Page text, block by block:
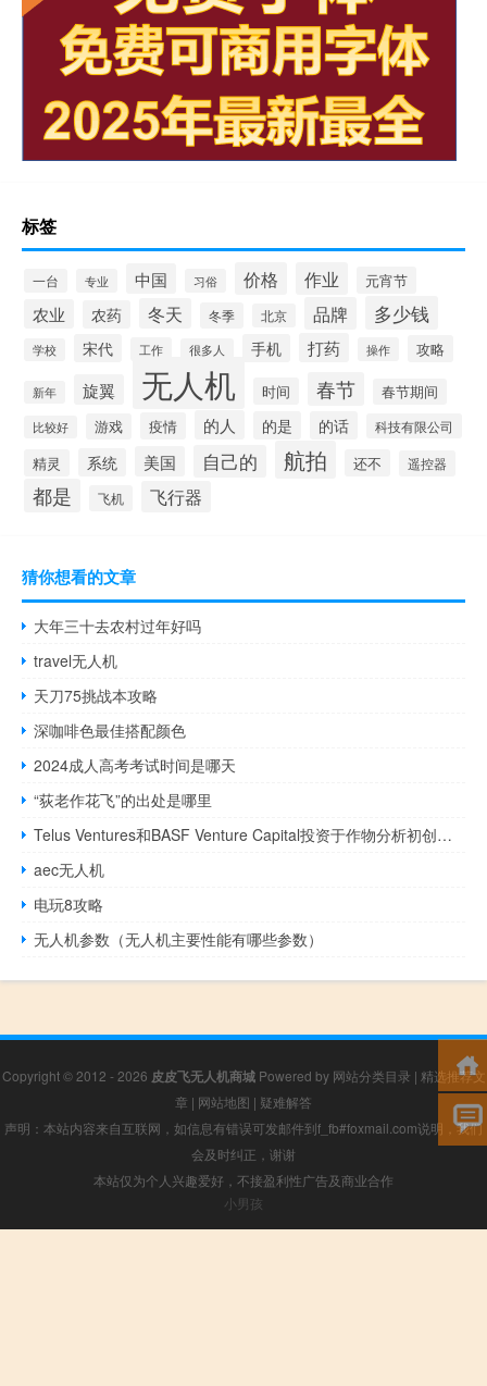
标签
一台 专业 中国 习俗 价格 作业 元宵节
农业 农药 冬天 冬季 北京 品牌 多少钱
学校 宋代 工作 很多人 手机 打药 操作 攻略
新年 旋翼 无人机 时间 春节 春节期间
比较好 游戏 疫情 的人 的是 的话 科技有限公司
精灵 系统 美国 自己的 航拍 还不 遥控器
都是 飞机 飞行器
猜你想看的文章
大年三十去农村过年好吗
travel无人机
天刀75挑战本攻略
深咖啡色最佳搭配颜色
2024成人高考考试时间是哪天
“荻老作花飞”的出处是哪里
Telus Ventures和BASF Venture Capital投资于作物分析初创公司
aec无人机
电玩8攻略
无人机参数（无人机主要性能有哪些参数）
Copyright © 2012 - 2026 皮皮飞无人机商城Powered by 网站分类目录 | 精选推荐文
章 | 网站地图 | 疑难解答
声明：本站内容来自互联网，如信息有错误可发邮件到f_fb#foxmail.com说明，我们
会及时纠正，谢谢
本站仅为个人兴趣爱好，不接盈利性广告及商业合作
小男孩